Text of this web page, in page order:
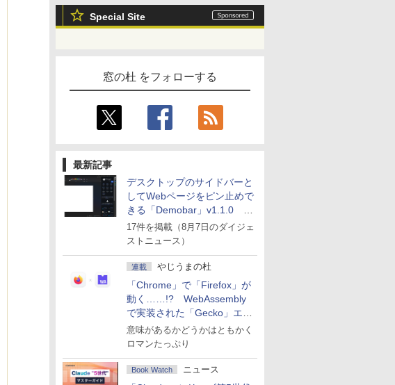
Special Site
窓の杜 をフォローする
最新記事
デスクトップのサイドバーと
してWebページをピン止めで
きる「Demobar」v1.1.0 ほ
か
17件を掲載（8月7日のダイジェ
ストニュース）
連載 やじうまの杜
「Chrome」で「Firefox」が
動く……!? WebAssembly
で実装された「Gecko」エン
ジン
意味があるかどうかはともかく
ロマンたっぷり
Book Watch ニュース